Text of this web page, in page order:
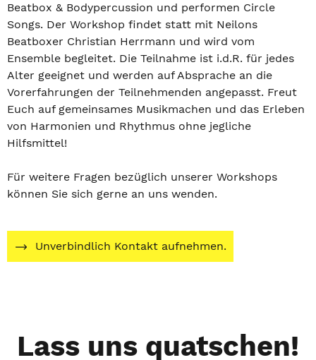
Beatbox & Bodypercussion und performen Circle
Songs. Der Workshop findet statt mit Neilons
Beatboxer Christian Herrmann und wird vom
Ensemble begleitet. Die Teilnahme ist i.d.R. für jedes
Alter geeignet und werden auf Absprache an die
Vorerfahrungen der Teilnehmenden angepasst. Freut
Euch auf gemeinsames Musikmachen und das Erleben
von Harmonien und Rhythmus ohne jegliche
Hilfsmittel!
Für weitere Fragen bezüglich unserer Workshops
können Sie sich gerne an uns wenden.
Unverbindlich Kontakt aufnehmen.
Lass uns quatschen!